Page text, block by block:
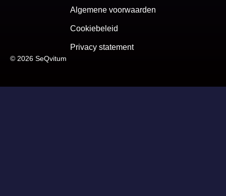
© 2026 SeQvitum
Algemene voorwaarden
Cookiebeleid
Privacy statement